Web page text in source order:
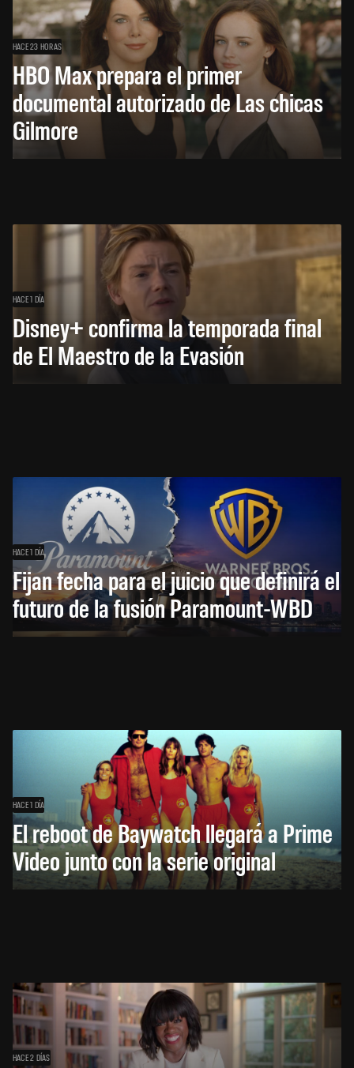
HACE 23 HORAS
HBO Max prepara el primer
documental autorizado de Las chicas
Gilmore
HACE 1 DÍA
Disney+ confirma la temporada final
de El Maestro de la Evasión
HACE 1 DÍA
Fijan fecha para el juicio que definirá el
futuro de la fusión Paramount-WBD
HACE 1 DÍA
El reboot de Baywatch llegará a Prime
Video junto con la serie original
HACE 2 DÍAS